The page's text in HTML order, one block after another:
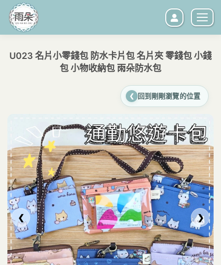
U023 名片小零錢包 防水卡片包 名片夾 零錢包 小錢
包 小物收納包 雨朵防水包
❮ 回到剛剛瀏覽的位置
❯
❮